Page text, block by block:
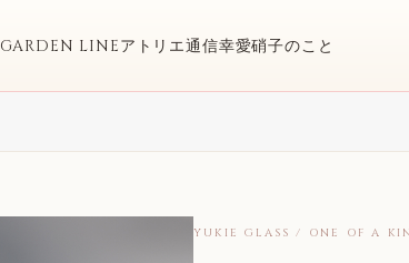
GARDEN LINEアトリエ通信幸愛硝子のこと
YUKIE GLASS / ONE OF A